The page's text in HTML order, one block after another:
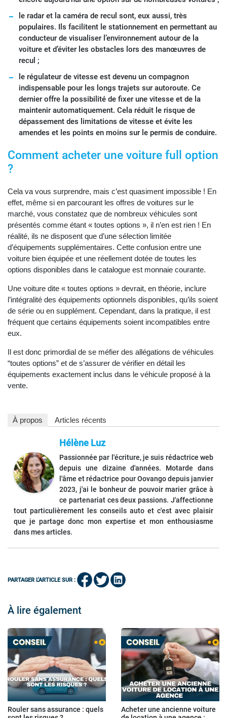
le radar et la caméra de recul sont, eux aussi, très
populaires. Ils facilitent le stationnement en permettant au
conducteur de visualiser l’environnement autour de la
voiture et d’éviter les obstacles lors des manœuvres de
recul ;
le régulateur de vitesse est devenu un compagnon
indispensable pour les longs trajets sur autoroute. Ce
dernier offre la possibilité de fixer une vitesse et de la
maintenir automatiquement. Cela réduit le risque de
dépassement des limitations de vitesse et évite les
amendes et les points en moins sur le permis de conduire.
Comment acheter une voiture full option
?
Cela va vous surprendre, mais c’est quasiment impossible ! En
effet, même si en parcourant les offres de voitures sur le
marché, vous constatez que de nombreux véhicules sont
présentés comme étant « toutes options », il n’en est rien ! En
réalité, ils ne disposent que d’une sélection limitée
d’équipements supplémentaires. Cette confusion entre une
voiture bien équipée et une réellement dotée de toutes les
options disponibles dans le catalogue est monnaie courante.
Une voiture dite « toutes options » devrait, en théorie, inclure
l’intégralité des équipements optionnels disponibles, qu’ils soient
de série ou en supplément. Cependant, dans la pratique, il est
fréquent que certains équipements soient incompatibles entre
eux.
Il est donc primordial de se méfier des allégations de véhicules
“toutes options” et de s’assurer de vérifier en détail les
équipements exactement inclus dans le véhicule proposé à la
vente.
À propos Articles récents
Hélène Luz
Passionnée par l'écriture, je suis rédactrice web
depuis une dizaine d'années. Motarde dans
l'âme et rédactrice pour Oovango depuis janvier
2023, j'ai le bonheur de pouvoir marier grâce à
ce partenariat ces deux passions. J'affectionne
tout particulièrement les conseils auto et c'est avec plaisir
que je partage donc mon expertise et mon enthousiasme
dans mes articles.
PARTAGER L'ARTICLE SUR :
À lire également
Rouler sans assurance : quels
Acheter une ancienne voiture